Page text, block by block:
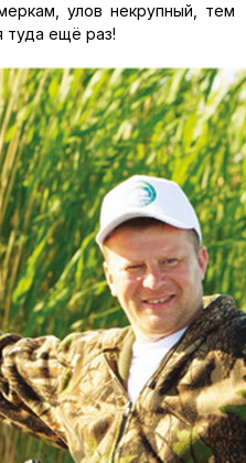
улов некрупный, тем
туда ещё раз!